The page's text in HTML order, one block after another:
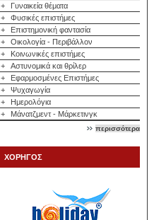
+
Γυναικεία θέματα
+
Φυσικές επιστήμες
+
Επιστημονική φαντασία
+
Οικολογία - Περιβάλλον
+
Κοινωνικές επιστήμες
+
Αστυνομικά και θρίλερ
+
Εφαρμοσμένες Επιστήμες
+
Ψυχαγωγία
+
Ημερολόγια
+
Μάνατζμεντ - Μάρκετινγκ
περισσότερα
ΧΟΡΗΓΟΣ